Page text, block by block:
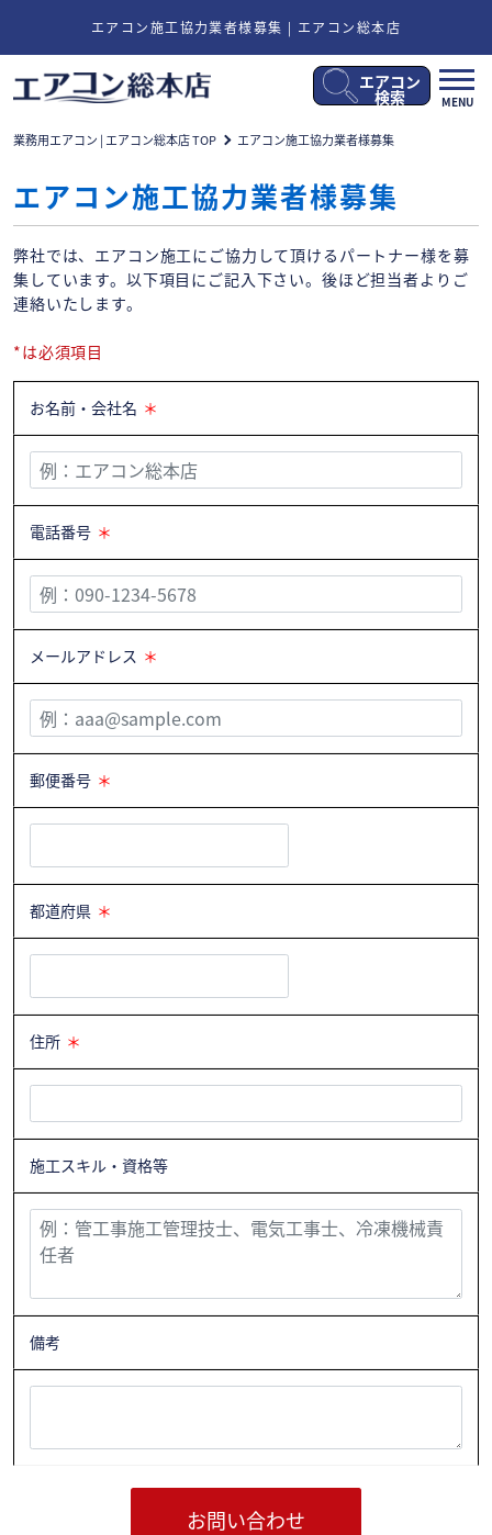
エアコン施工協力業者様募集 | エアコン総本店
メ
ニ
MENU
エアコン
検索
業務用エアコン | エアコン総本店 TOP エアコン施工協力業者様募集
エアコン施工協力業者様募集
弊社では、エアコン施工にご協力して頂けるパートナー様を募
集しています。以下項目にご記入下さい。後ほど担当者よりご
連絡いたします。
*は必須項目
お名前・会社名 ＊
電話番号 ＊
メールアドレス ＊
郵便番号 ＊
都道府県 ＊
住所 ＊
施工スキル・資格等
備考